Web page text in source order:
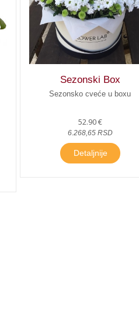
Sezonski Box
Sezonsko cveće u boxu
52.90 €
6.268,65 RSD
Detaljnije